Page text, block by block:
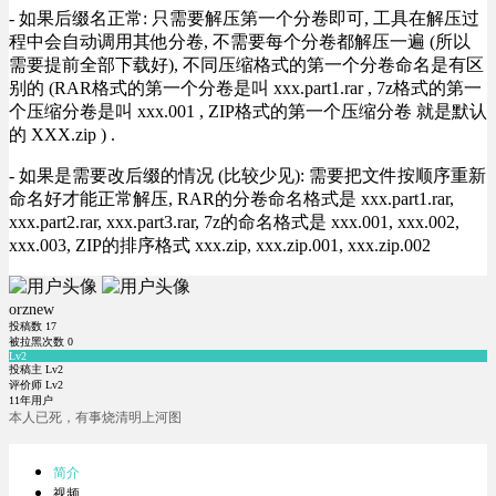
- 如果后缀名正常: 只需要解压第一个分卷即可, 工具在解压过
程中会自动调用其他分卷, 不需要每个分卷都解压一遍 (所以
需要提前全部下载好), 不同压缩格式的第一个分卷命名是有区
别的 (RAR格式的第一个分卷是叫 xxx.part1.rar , 7z格式的第一
个压缩分卷是叫 xxx.001 , ZIP格式的第一个压缩分卷 就是默认
的 XXX.zip ) .
- 如果是需要改后缀的情况 (比较少见): 需要把文件按顺序重新
命名好才能正常解压, RAR的分卷命名格式是 xxx.part1.rar,
xxx.part2.rar, xxx.part3.rar, 7z的命名格式是 xxx.001, xxx.002,
xxx.003, ZIP的排序格式 xxx.zip, xxx.zip.001, xxx.zip.002
orznew
投稿数 17
被拉黑次数 0
Lv2
投稿主 Lv2
评价师 Lv2
11年用户
本人已死，有事烧清明上河图
简介